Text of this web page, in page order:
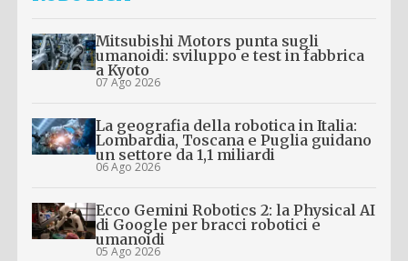
Mitsubishi Motors punta sugli
umanoidi: sviluppo e test in fabbrica
a Kyoto
07 Ago 2026
La geografia della robotica in Italia:
Lombardia, Toscana e Puglia guidano
un settore da 1,1 miliardi
06 Ago 2026
Ecco Gemini Robotics 2: la Physical AI
di Google per bracci robotici e
umanoidi
05 Ago 2026